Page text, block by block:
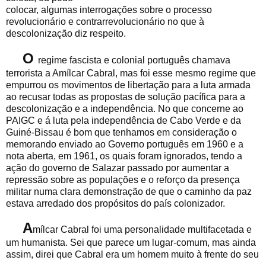
colocar, algumas interrogações sobre o processo
revolucionário e contrarrevolucionário no que à
descolonização diz respeito.
O regime fascista e colonial português chamava
terrorista a Amílcar Cabral, mas foi esse mesmo regime que
empurrou os movimentos de libertação para a luta armada
ao recusar todas as propostas de solução pacífica para a
descolonização e a independência. No que concerne ao
PAIGC e á luta pela independência de Cabo Verde e da
Guiné-Bissau é bom que tenhamos em consideração o
memorando enviado ao Governo português em 1960 e a
nota aberta, em 1961, os quais foram ignorados, tendo a
ação do governo de Salazar passado por aumentar a
repressão sobre as populações e o reforço da presença
militar numa clara demonstração de que o caminho da paz
estava arredado dos propósitos do país colonizador.
Amílcar Cabral foi uma personalidade multifacetada e
um humanista. Sei que parece um lugar-comum, mas ainda
assim, direi que Cabral era um homem muito à frente do seu